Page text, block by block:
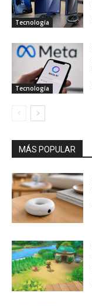
Tecnología
Tecnología
MÁS POPULAR